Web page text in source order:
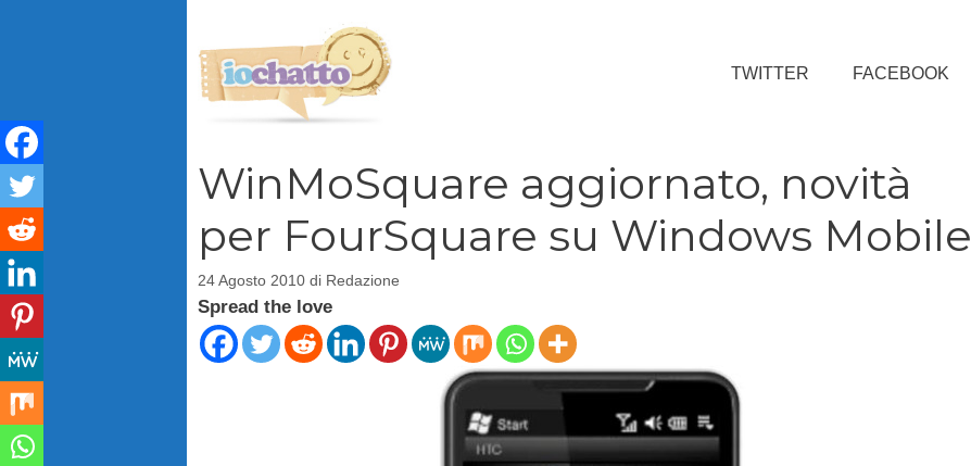
TWITTER FACEBOOK
WinMoSquare aggiornato, novità
per FourSquare su Windows Mobile
24 Agosto 2010 di Redazione
Spread the love